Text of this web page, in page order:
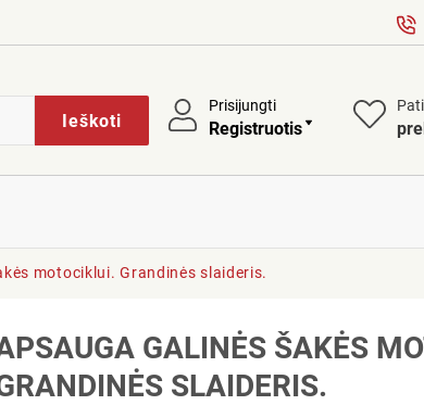
Ieškoti
Prisijungti
Registruotis
motociklui. Grandinės slaideris.
GALINĖS ŠAKĖS
SLAIDERIS.